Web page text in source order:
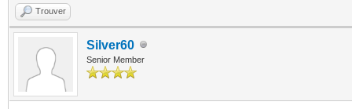
Trouver
Silver60
Senior Member